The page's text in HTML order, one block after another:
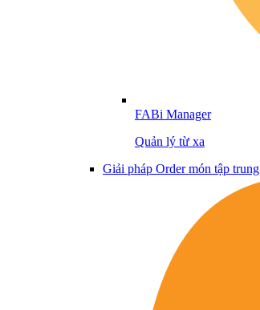
FABi Manager
Quản lý từ xa
Giải pháp Order món tập trung